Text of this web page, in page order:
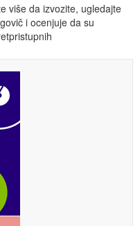
više da izvozite, ugledajte
i ocenjuje da su